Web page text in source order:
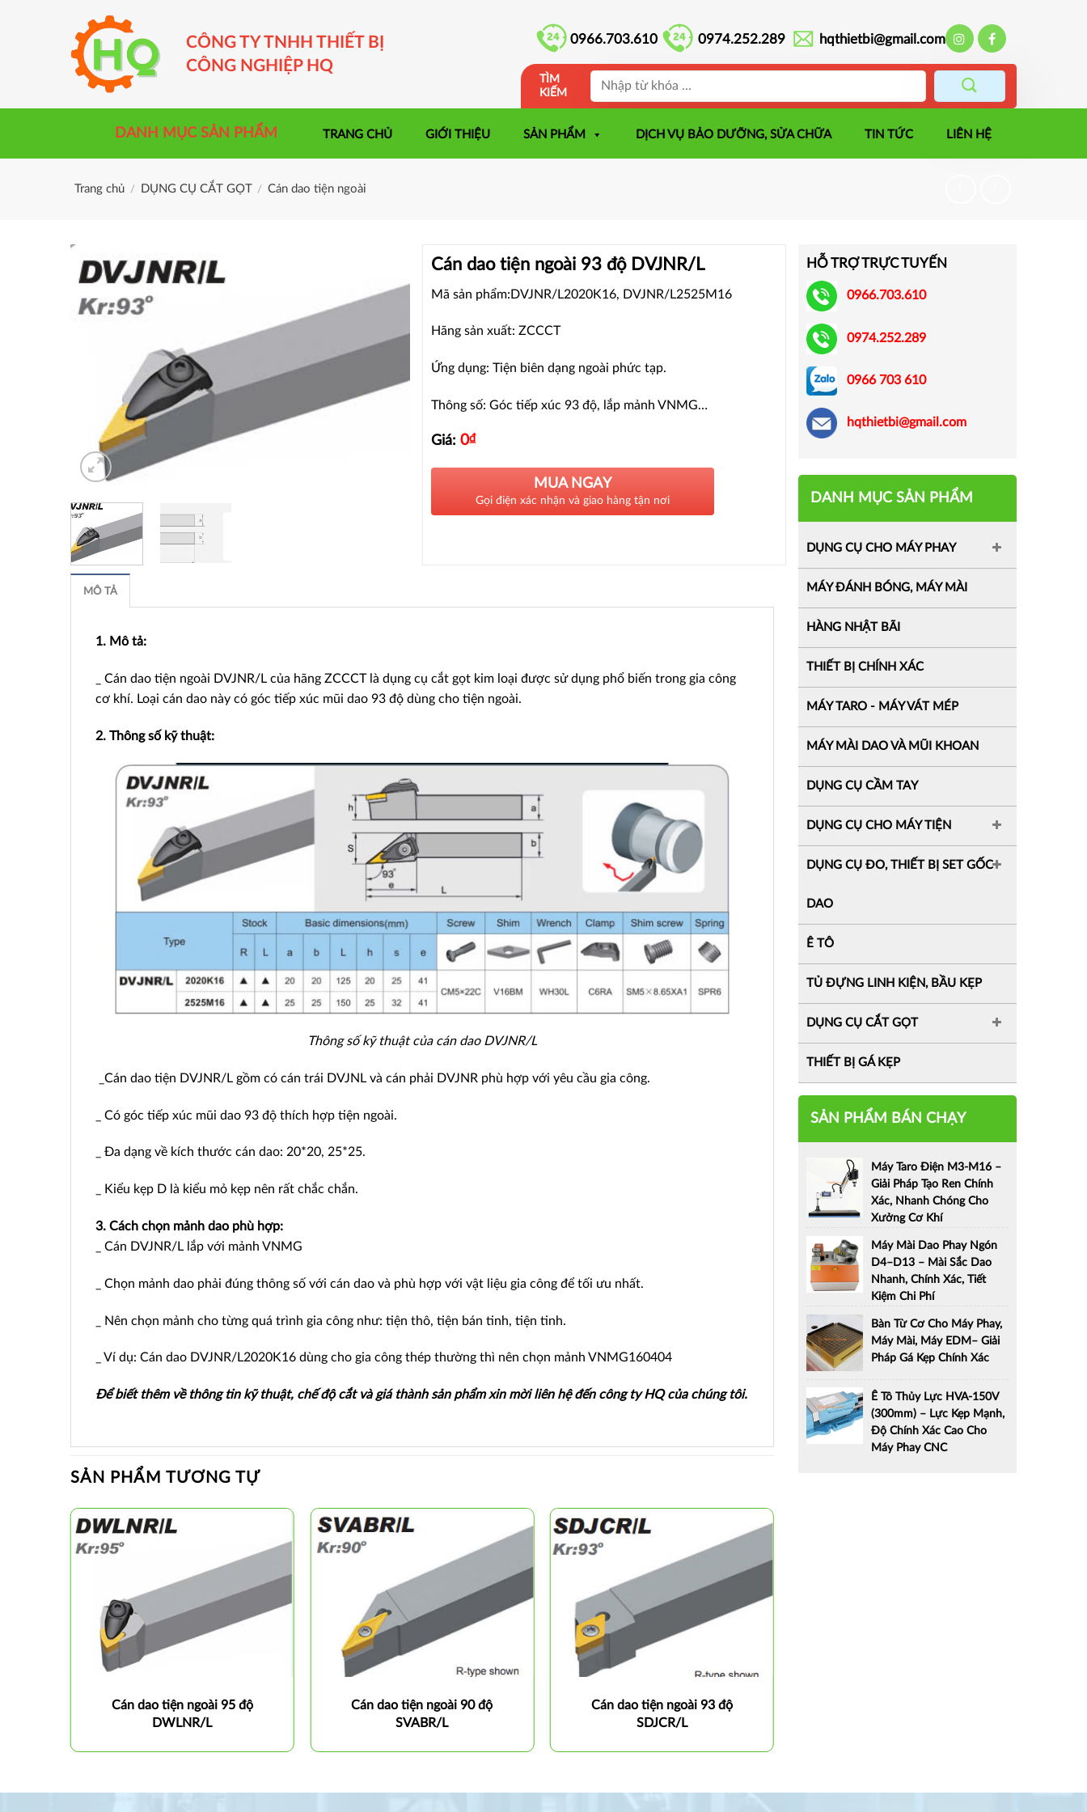
CÔNG TY TNHH THIẾT BỊ
CÔNG NGHIỆP HQ
0966.703.610 0974.252.289 hqthietbi@gmail.com
TÌM
KIẾM
DANH MỤC SẢN PHẨM TRANG CHỦ GIỚI THIỆU SẢN PHẨM DỊCH VỤ BẢO DƯỠNG, SỬA CHỮA TIN TỨC LIÊN HỆ
Trang chủ / DỤNG CỤ CẮT GỌT / Cán dao tiện ngoài
HỖ TRỢ TRỰC TUYẾN
0966.703.610
0974.252.289
0966 703 610
hqthietbi@gmail.com
DANH MỤC SẢN PHẨM
DỤNG CỤ CHO MÁY PHAY
MÁY ĐÁNH BÓNG, MÁY MÀI
HÀNG NHẬT BÃI
THIẾT BỊ CHÍNH XÁC
MÁY TARO - MÁY VÁT MÉP
MÁY MÀI DAO VÀ MŨI KHOAN
DỤNG CỤ CẦM TAY
DỤNG CỤ CHO MÁY TIỆN
DỤNG CỤ ĐO, THIẾT BỊ SET GỐC
DAO
Ê TÔ
TỦ ĐỰNG LINH KIỆN, BẦU KẸP
DỤNG CỤ CẮT GỌT
THIẾT BỊ GÁ KẸP
SẢN PHẨM BÁN CHẠY
Máy Taro Điện M3-M16 –
Giải Pháp Tạo Ren Chính
Xác, Nhanh Chóng Cho
Xưởng Cơ Khí
Máy Mài Dao Phay Ngón
D4–D13 – Mài Sắc Dao
Nhanh, Chính Xác, Tiết
Kiệm Chi Phí
Bàn Từ Cơ Cho Máy Phay,
Máy Mài, Máy EDM– Giải
Pháp Gá Kẹp Chính Xác
Ê Tô Thủy Lực HVA-150V
(300mm) – Lực Kẹp Mạnh,
Độ Chính Xác Cao Cho
Máy Phay CNC
Cán dao tiện ngoài 93 độ DVJNR/L
Mã sản phẩm:DVJNR/L2020K16, DVJNR/L2525M16
Hãng sản xuất: ZCCCT
Ứng dụng: Tiện biên dạng ngoài phức tạp.
Thông số: Góc tiếp xúc 93 độ, lắp mảnh VNMG…
Giá: 0₫
MUA NGAY
Gọi điện xác nhận và giao hàng tận nơi
MÔ TẢ
1. Mô tả:
_ Cán dao tiện ngoài DVJNR/L của hãng ZCCCT là dụng cụ cắt gọt kim loại được sử dụng phổ biến trong gia công
cơ khí. Loại cán dao này có góc tiếp xúc mũi dao 93 độ dùng cho tiện ngoài.
2. Thông số kỹ thuật:
Thông số kỹ thuật của cán dao DVJNR/L
_Cán dao tiện DVJNR/L gồm có cán trái DVJNL và cán phải DVJNR phù hợp với yêu cầu gia công.
_ Có góc tiếp xúc mũi dao 93 độ thích hợp tiện ngoài.
_ Đa dạng về kích thước cán dao: 20*20, 25*25.
_ Kiểu kẹp D là kiểu mỏ kẹp nên rất chắc chắn.
3. Cách chọn mảnh dao phù hợp:
_ Cán DVJNR/L lắp với mảnh VNMG
_ Chọn mảnh dao phải đúng thông số với cán dao và phù hợp với vật liệu gia công để tối ưu nhất.
_ Nên chọn mảnh cho từng quá trình gia công như: tiện thô, tiện bán tinh, tiện tinh.
_ Ví dụ: Cán dao DVJNR/L2020K16 dùng cho gia công thép thường thì nên chọn mảnh VNMG160404
Để biết thêm về thông tin kỹ thuật, chế độ cắt và giá thành sản phẩm xin mời liên hệ đến công ty HQ của chúng tôi.
SẢN PHẨM TƯƠNG TỰ
Cán dao tiện ngoài 95 độ
DWLNR/L
Cán dao tiện ngoài 90 độ
SVABR/L
Cán dao tiện ngoài 93 độ
SDJCR/L